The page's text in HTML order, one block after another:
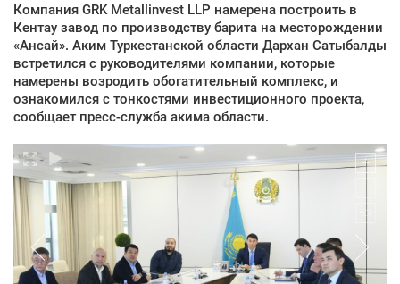
Компания GRK Metallinvest LLP намерена построить в
Кентау завод по производству барита на месторождении
«Ансай». Аким Туркестанской области Дархан Сатыбалды
встретился с руководителями компании, которые
намерены возродить обогатительный комплекс, и
ознакомился с тонкостями инвестиционного проекта,
сообщает пресс-служба акима области.